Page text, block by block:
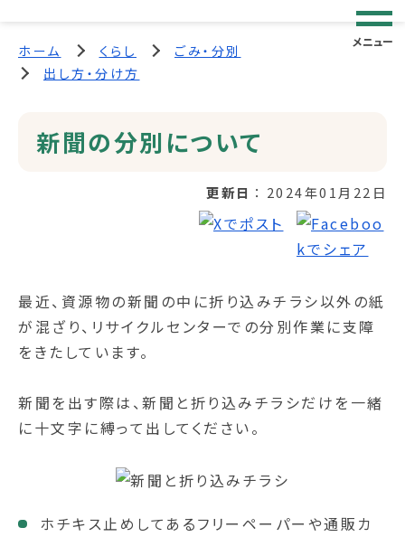
メニュー
ホーム くらし
ごみ・分別
出し方・分け方
新聞の分別について
更新日 2024年01月22日
最近、資源物の新聞の中に折り込みチラシ以外の紙
が混ざり、リサイクルセンターでの分別作業に支障
をきたしています。
新聞を出す際は、新聞と折り込みチラシだけを一緒
に十文字に縛って出してください。
ホチキス止めしてあるフリーペーパーや通販カ